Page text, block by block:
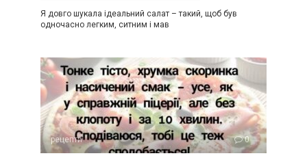
Я довго шукала ідеальний салат – такий, щоб був
одночасно легким, ситним і мав
рецепти 0